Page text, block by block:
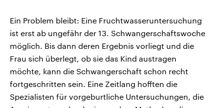
Ein Problem bleibt: Eine Fruchtwasseruntersuchung
ist erst ab ungefähr der 13. Schwangerschaftswoche
möglich. Bis dann deren Ergebnis vorliegt und die
Frau sich überlegt, ob sie das Kind austragen
möchte, kann die Schwangerschaft schon recht
fortgeschritten sein. Eine Zeitlang hofften die
Spezialisten für vorgeburtliche Untersuchungen, die